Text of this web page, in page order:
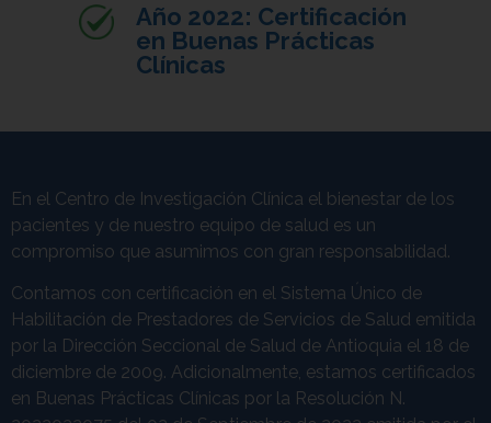
Año 2022: Certificación
en Buenas Prácticas
Clínicas
En el Centro de Investigación Clínica el bienestar de los
pacientes y de nuestro equipo de salud es un
compromiso que asumimos con gran responsabilidad.
Contamos con certificación en el Sistema Único de
Habilitación de Prestadores de Servicios de Salud emitida
por la Dirección Seccional de Salud de Antioquia el 18 de
diciembre de 2009. Adicionalmente, estamos certificados
en Buenas Prácticas Clínicas por la Resolución N.